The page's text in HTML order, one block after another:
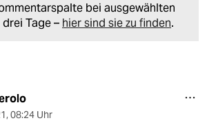
bei ausgewählten
Tage – hier sind sie zu finden.
, 08:24 Uhr